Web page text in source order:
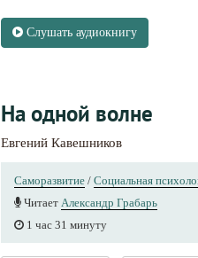
Слушать аудиокнигу
На одной волне
Евгений Кавешников
Саморазвитие / Социальная
Читает Александр Грабарь
1 час 31 минуту